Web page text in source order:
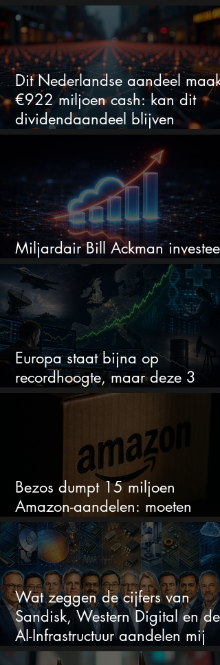
Dit Nederlandse aandeel maakt
€922 miljoen cash: kan dit
dividendaandeel blijven
verhogen?
Miljardair Bill Ackman investeert
miljarden in dit techaandeel
Europa staat bijna op
recordhoogte, maar deze 3
sectoren vallen nu op
Bezos dumpt 15 miljoen
Amazon-aandelen: moeten
beleggers zich zorgen maken?
Wat zeggen de cijfers van
Sandisk, Western Digital en de
AI-Infrastructuur aandelen mij
werkelijk